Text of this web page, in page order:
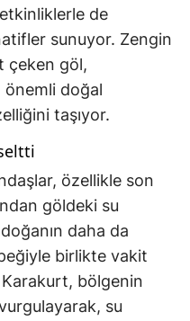
de
sunuyor. Zengin
çeken göl,
doğal
taşıyor.
özellikle son
göldeki su
daha da
birlikte vakit
bölgenin
su